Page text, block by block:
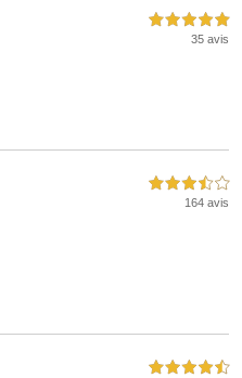
5,0 étoiles sur 5
35 avis
3,5 étoiles sur 5
164 avis
4,5 étoiles sur 5